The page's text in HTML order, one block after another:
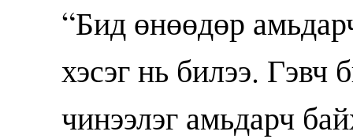
“Бид өнөөдөр
хэсэг нь билээ. Гэвч
чинээлэг амьдарч